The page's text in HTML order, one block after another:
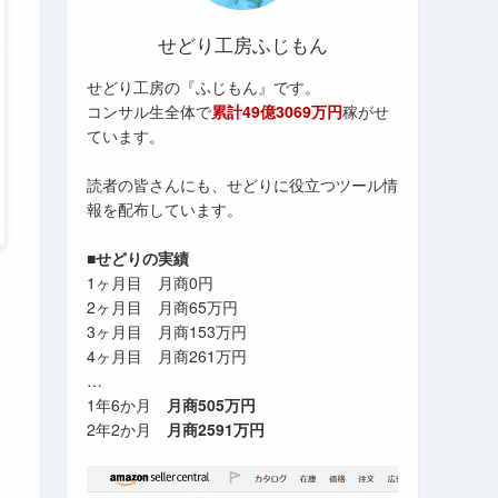
せどり工房ふじもん
せどり工房の『ふじもん』です。
コンサル生全体で累計49億3069万円稼がせ
ています。
読者の皆さんにも、せどりに役立つツール情
報を配布しています。
■せどりの実績
1ヶ月目 月商0円
2ヶ月目 月商65万円
3ヶ月目 月商153万円
4ヶ月目 月商261万円
…
1年6か月 月商505万円
2年2か月 月商2591万円